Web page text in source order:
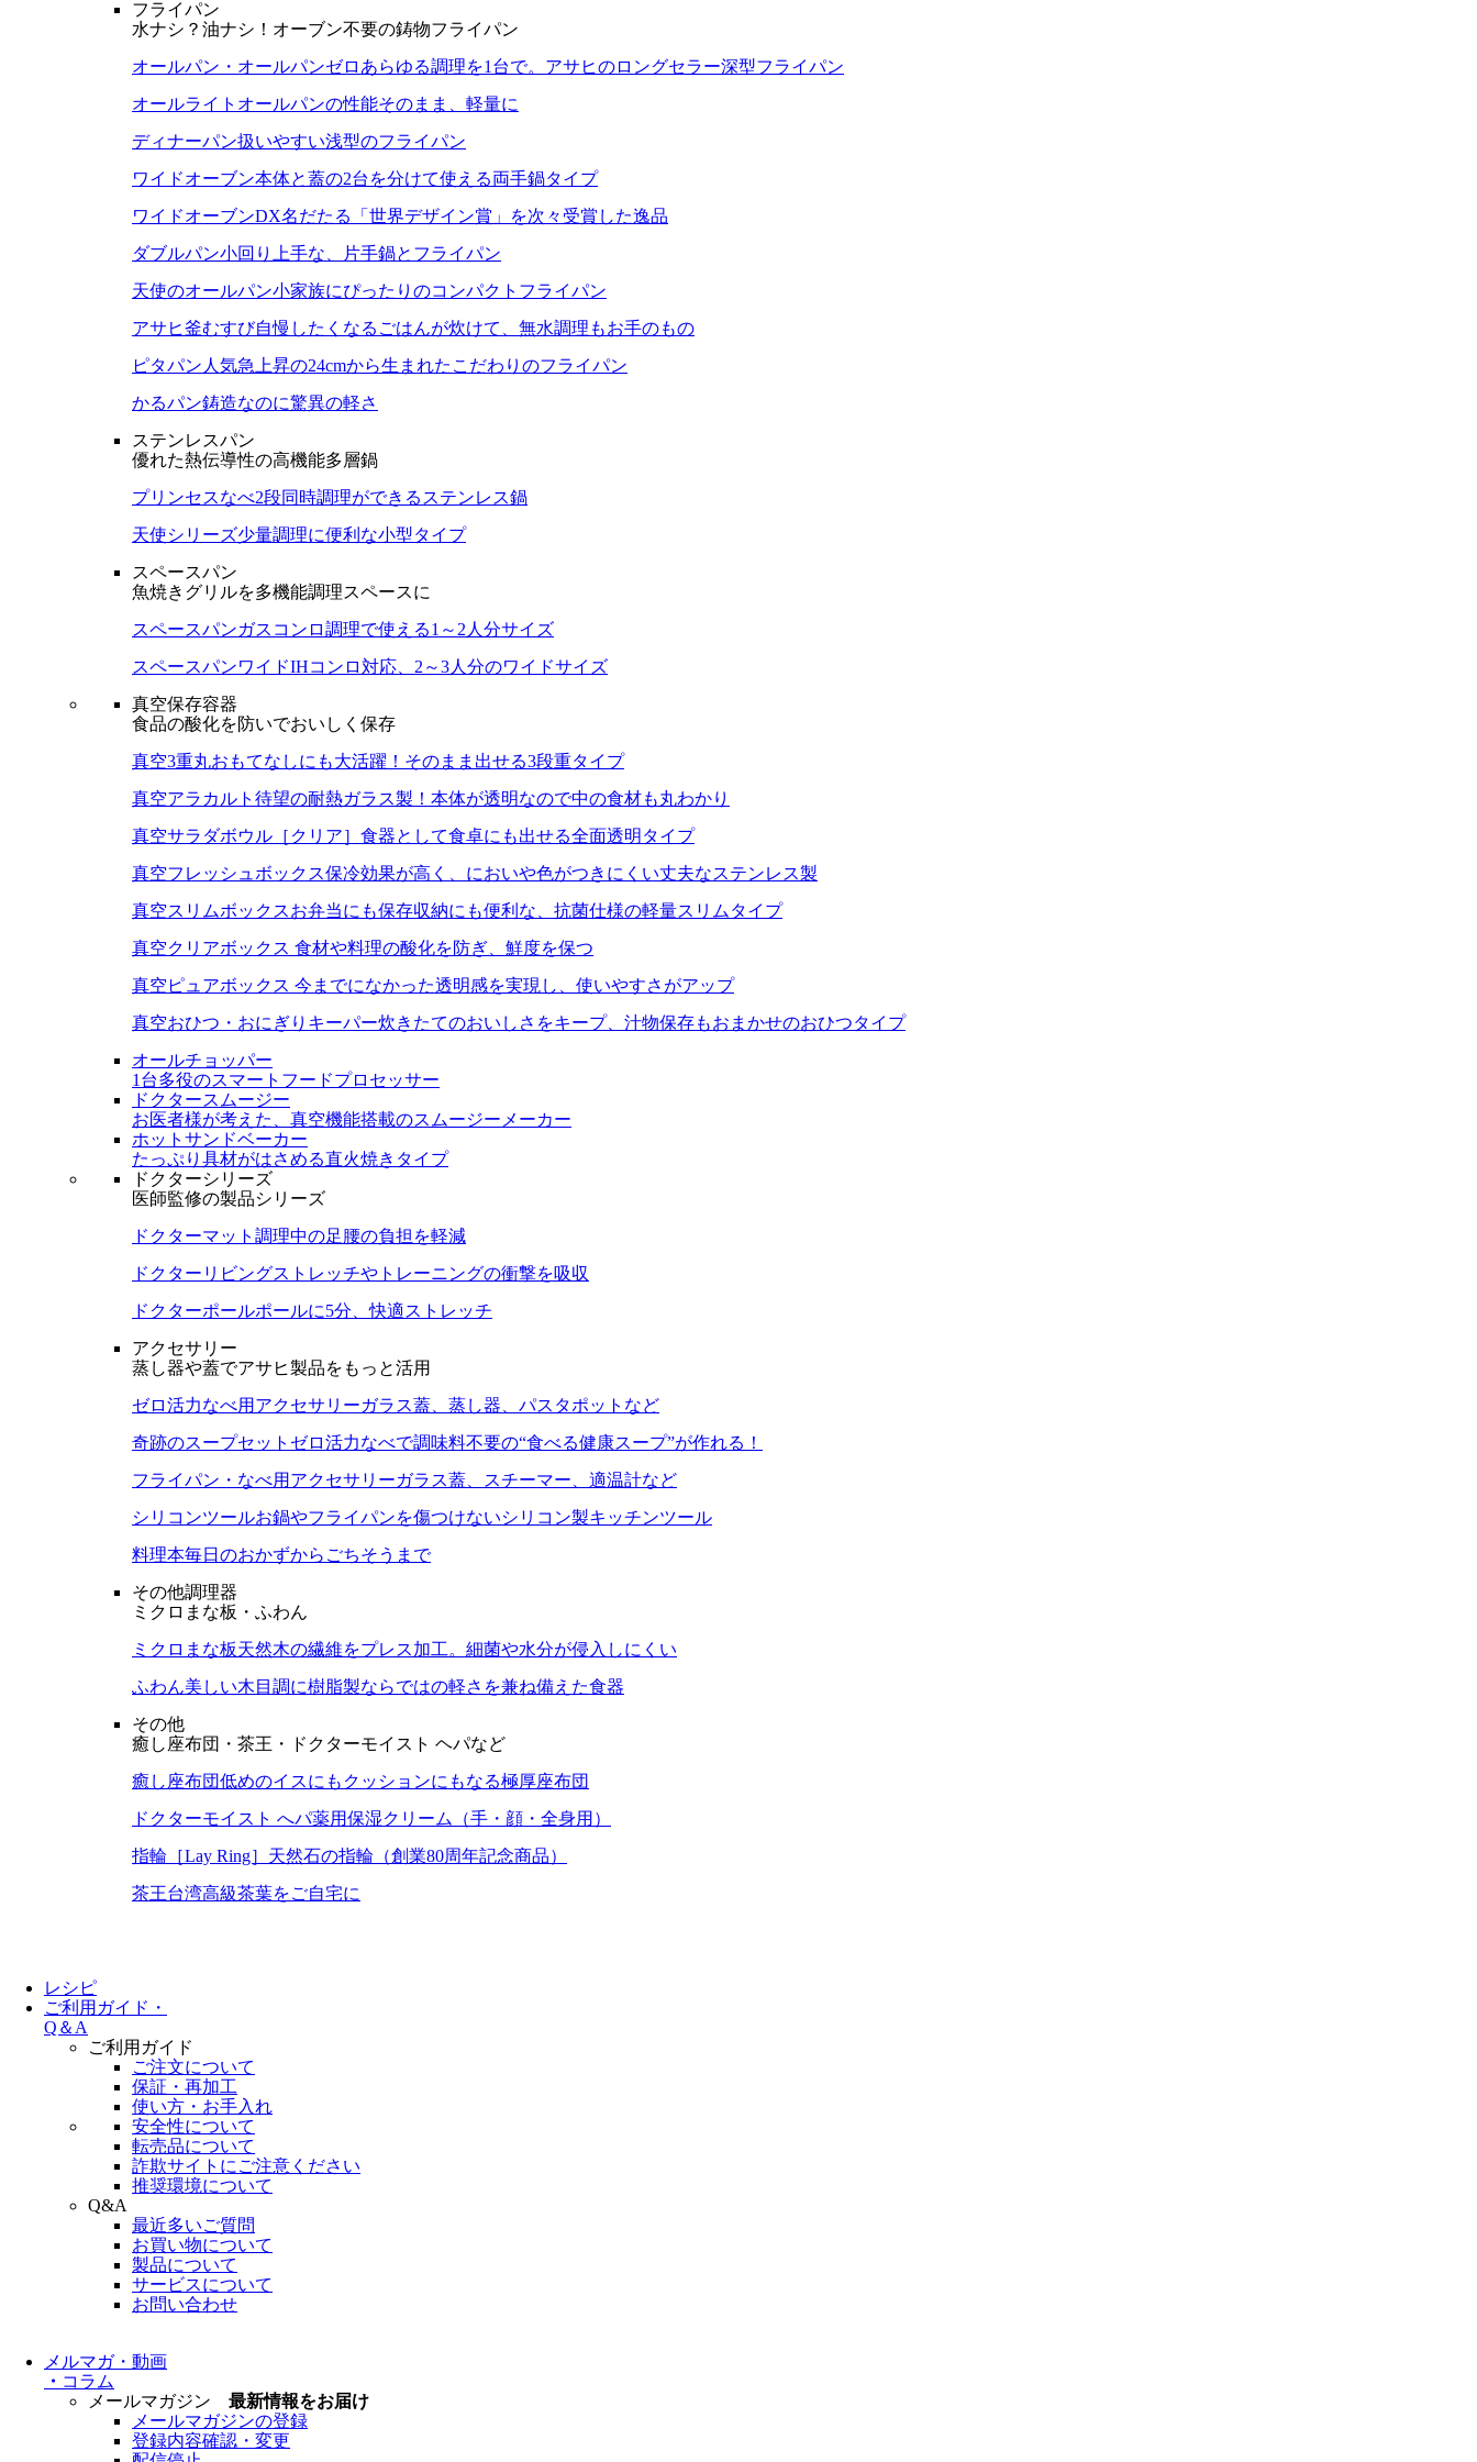
フライパン
水ナシ？油ナシ！オーブン不要の鋳物フライパン
オールパン・オールパンゼロ あらゆる調理を1台で。アサヒのロングセラー深型フライパン
オールライト オールパンの性能そのまま、軽量に
ディナーパン扱いやすい浅型のフライパン
ワイドオーブン本体と蓋の2台を分けて使える両手鍋タイプ
ワイドオーブンDX名だたる「世界デザイン賞」を次々受賞した逸品
ダブルパン小回り上手な、片手鍋とフライパン
天使のオールパン小家族にぴったりのコンパクトフライパン
アサヒ釜むすび自慢したくなるごはんが炊けて、無水調理もお手のもの
ピタパン 人気急上昇の24cmから生まれたこだわりのフライパン
かるパン鋳造なのに驚異の軽さ
ステンレスパン
優れた熱伝導性の高機能多層鍋
プリンセスなべ2段同時調理ができるステンレス鍋
天使シリーズ少量調理に便利な小型タイプ
スペースパン
魚焼きグリルを多機能調理スペースに
スペースパンガスコンロ調理で使える1～2人分サイズ
スペースパンワイドIHコンロ対応、2～3人分のワイドサイズ
真空保存容器
食品の酸化を防いでおいしく保存
真空3重丸おもてなしにも大活躍！そのまま出せる3段重タイプ
真空アラカルト 待望の耐熱ガラス製！本体が透明なので中の食材も丸わかり
真空サラダボウル［クリア］ 食器として食卓にも出せる全面透明タイプ
真空フレッシュボックス保冷効果が高く、においや色がつきにくい丈夫なステンレス製
真空スリムボックスお弁当にも保存収納にも便利な、抗菌仕様の軽量スリムタイプ
真空クリアボックス 食材や料理の酸化を防ぎ、鮮度を保つ
真空ピュアボックス 今までになかった透明感を実現し、使いやすさがアップ
真空おひつ・おにぎりキーパー炊きたてのおいしさをキープ、汁物保存もおまかせのおひつタイプ
オールチョッパー
1台多役のスマートフードプロセッサー
ドクタースムージー
お医者様が考えた、真空機能搭載のスムージーメーカー
ホットサンドベーカー
たっぷり具材がはさめる直火焼きタイプ
ドクターシリーズ
医師監修の製品シリーズ
ドクターマット 調理中の足腰の負担を軽減
ドクターリビングストレッチやトレーニングの衝撃を吸収
ドクターポールポールに5分、快適ストレッチ
アクセサリー
蒸し器や蓋でアサヒ製品をもっと活用
ゼロ活力なべ用アクセサリーガラス蓋、蒸し器、パスタポットなど
奇跡のスープセット ゼロ活力なべで調味料不要の“食べる健康スープ”が作れる！
フライパン・なべ用アクセサリーガラス蓋、スチーマー、適温計など
シリコンツールお鍋やフライパンを傷つけないシリコン製キッチンツール
料理本毎日のおかずからごちそうまで
その他調理器
ミクロまな板・ふわん
ミクロまな板天然木の繊維をプレス加工。細菌や水分が侵入しにくい
ふわん美しい木目調に樹脂製ならではの軽さを兼ね備えた食器
その他
癒し座布団・茶王・ドクターモイスト ヘパなど
癒し座布団低めのイスにもクッションにもなる極厚座布団
ドクターモイスト へパ薬用保湿クリーム（手・顔・全身用）
指輪［Lay Ring］ 天然石の指輪（創業80周年記念商品）
茶王台湾高級茶葉をご自宅に
レシピ
ご利用ガイド・
Q＆A
ご利用ガイド
ご注文について
保証・再加工
使い方・お手入れ
安全性について
転売品について
詐欺サイトにご注意ください
推奨環境について
Q&A
最近多いご質問
お買い物について
製品について
サービスについて
お問い合わせ
メルマガ・動画
・ コラム
メールマガジン 最新情報をお届け
メールマガジンの登録
登録内容確認・変更